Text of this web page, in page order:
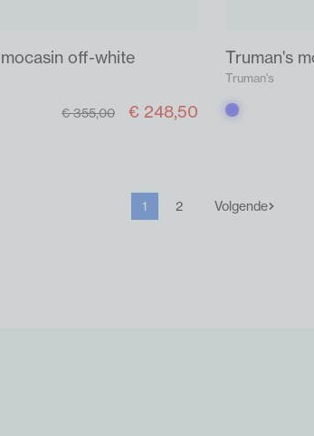
off-white
€ 355,00 € 248,50
Truman's
Truman's
Blauw
1 2 Volgende